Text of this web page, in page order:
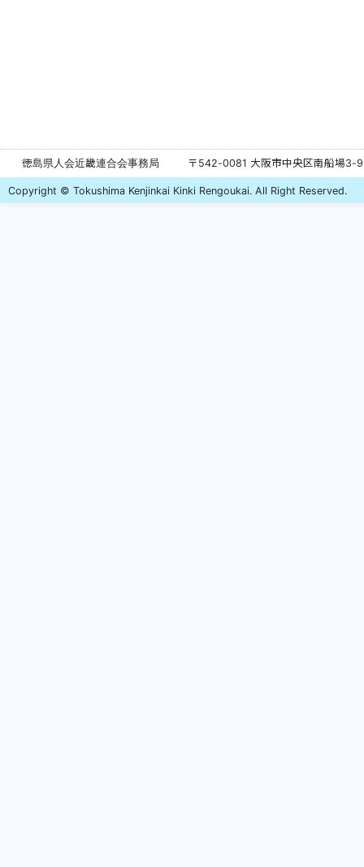
徳島県人会近畿連合会事務局 〒542-0081 大阪市中央区南船場3-
Copyright © Tokushima Kenjinkai Kinki Rengoukai. All Right Reserved.